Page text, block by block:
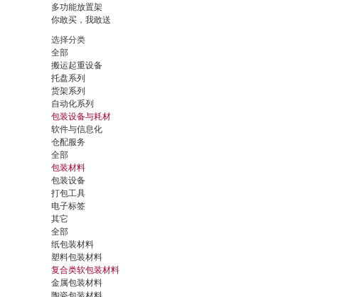
多功能放置架
你敢买，我敢送
选择分类
全部
搬运起重设备
托盘系列
货架系列
自动化系列
包装设备与耗材
软件与信息化
仓配服务
全部
包装材料
包装设备
打包工具
电子标签
其它
全部
纸包装材料
塑料包装材料
复合类软包装材料
金属包装材料